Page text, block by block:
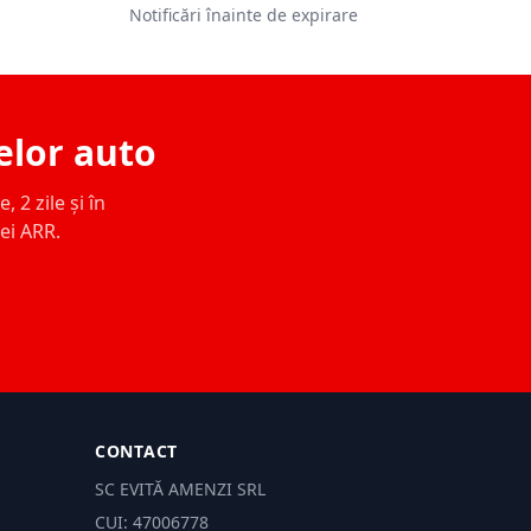
Notificări înainte de expirare
auto
2 zile și în
ARR.
CONTACT
SC EVITĂ AMENZI SRL
CUI: 47006778